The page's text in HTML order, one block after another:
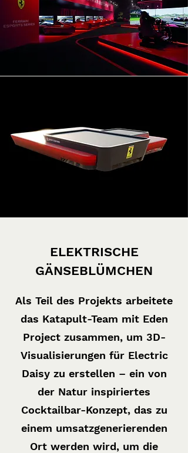
ELEKTRISCHE
GÄNSEBLÜMCHEN
Als Teil des Projekts arbeitete
das Katapult-Team mit Eden
Project zusammen, um 3D-
Visualisierungen für Electric
Daisy zu erstellen – ein von
der Natur inspiriertes
Cocktailbar-Konzept, das zu
einem umsatzgenerierenden
Ort werden wird, um die